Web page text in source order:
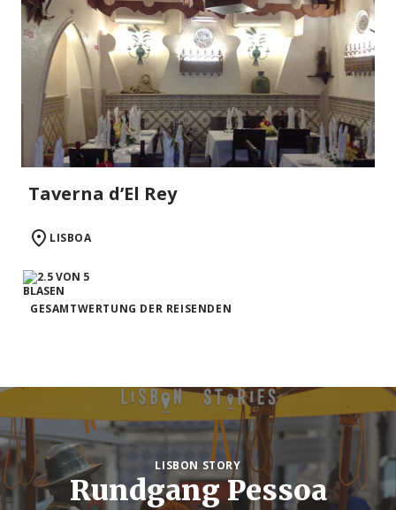
Taverna d’El Rey
LISBOA
GESAMTWERTUNG DER REISENDEN
LISBON STORY
Rundgang Pessoa